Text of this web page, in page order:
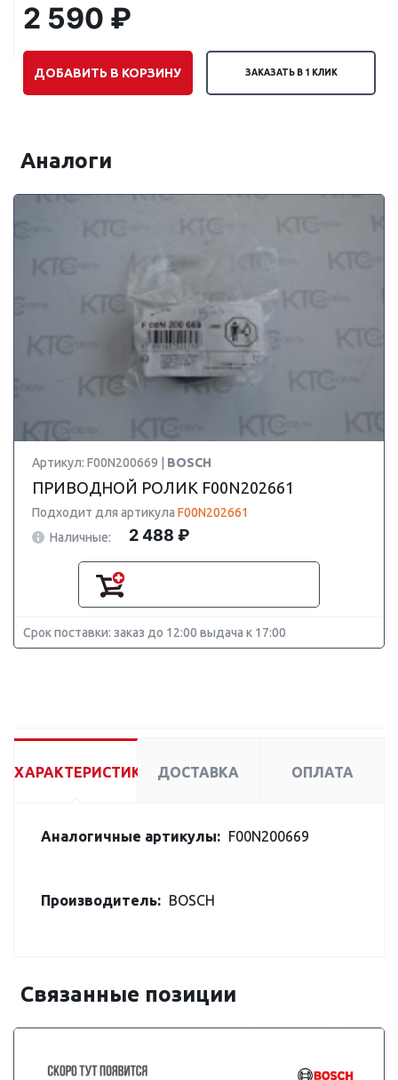
2 590 ₽
ДОБАВИТЬ В КОРЗИНУ ЗАКАЗАТЬ В 1 КЛИК
Аналоги
Артикул: F00N200669 | BOSCH
ПРИВОДНОЙ РОЛИК F00N202661
Подходит для артикула F00N202661
Наличные:
2 488 ₽
Срок поставки: заказ до 12:00 выдача к 17:00
ХАРАКТЕРИСТИКИ ДОСТАВКА ОПЛАТА
Аналогичные артикулы: F00N200669
Производитель: BOSCH
Связанные позиции